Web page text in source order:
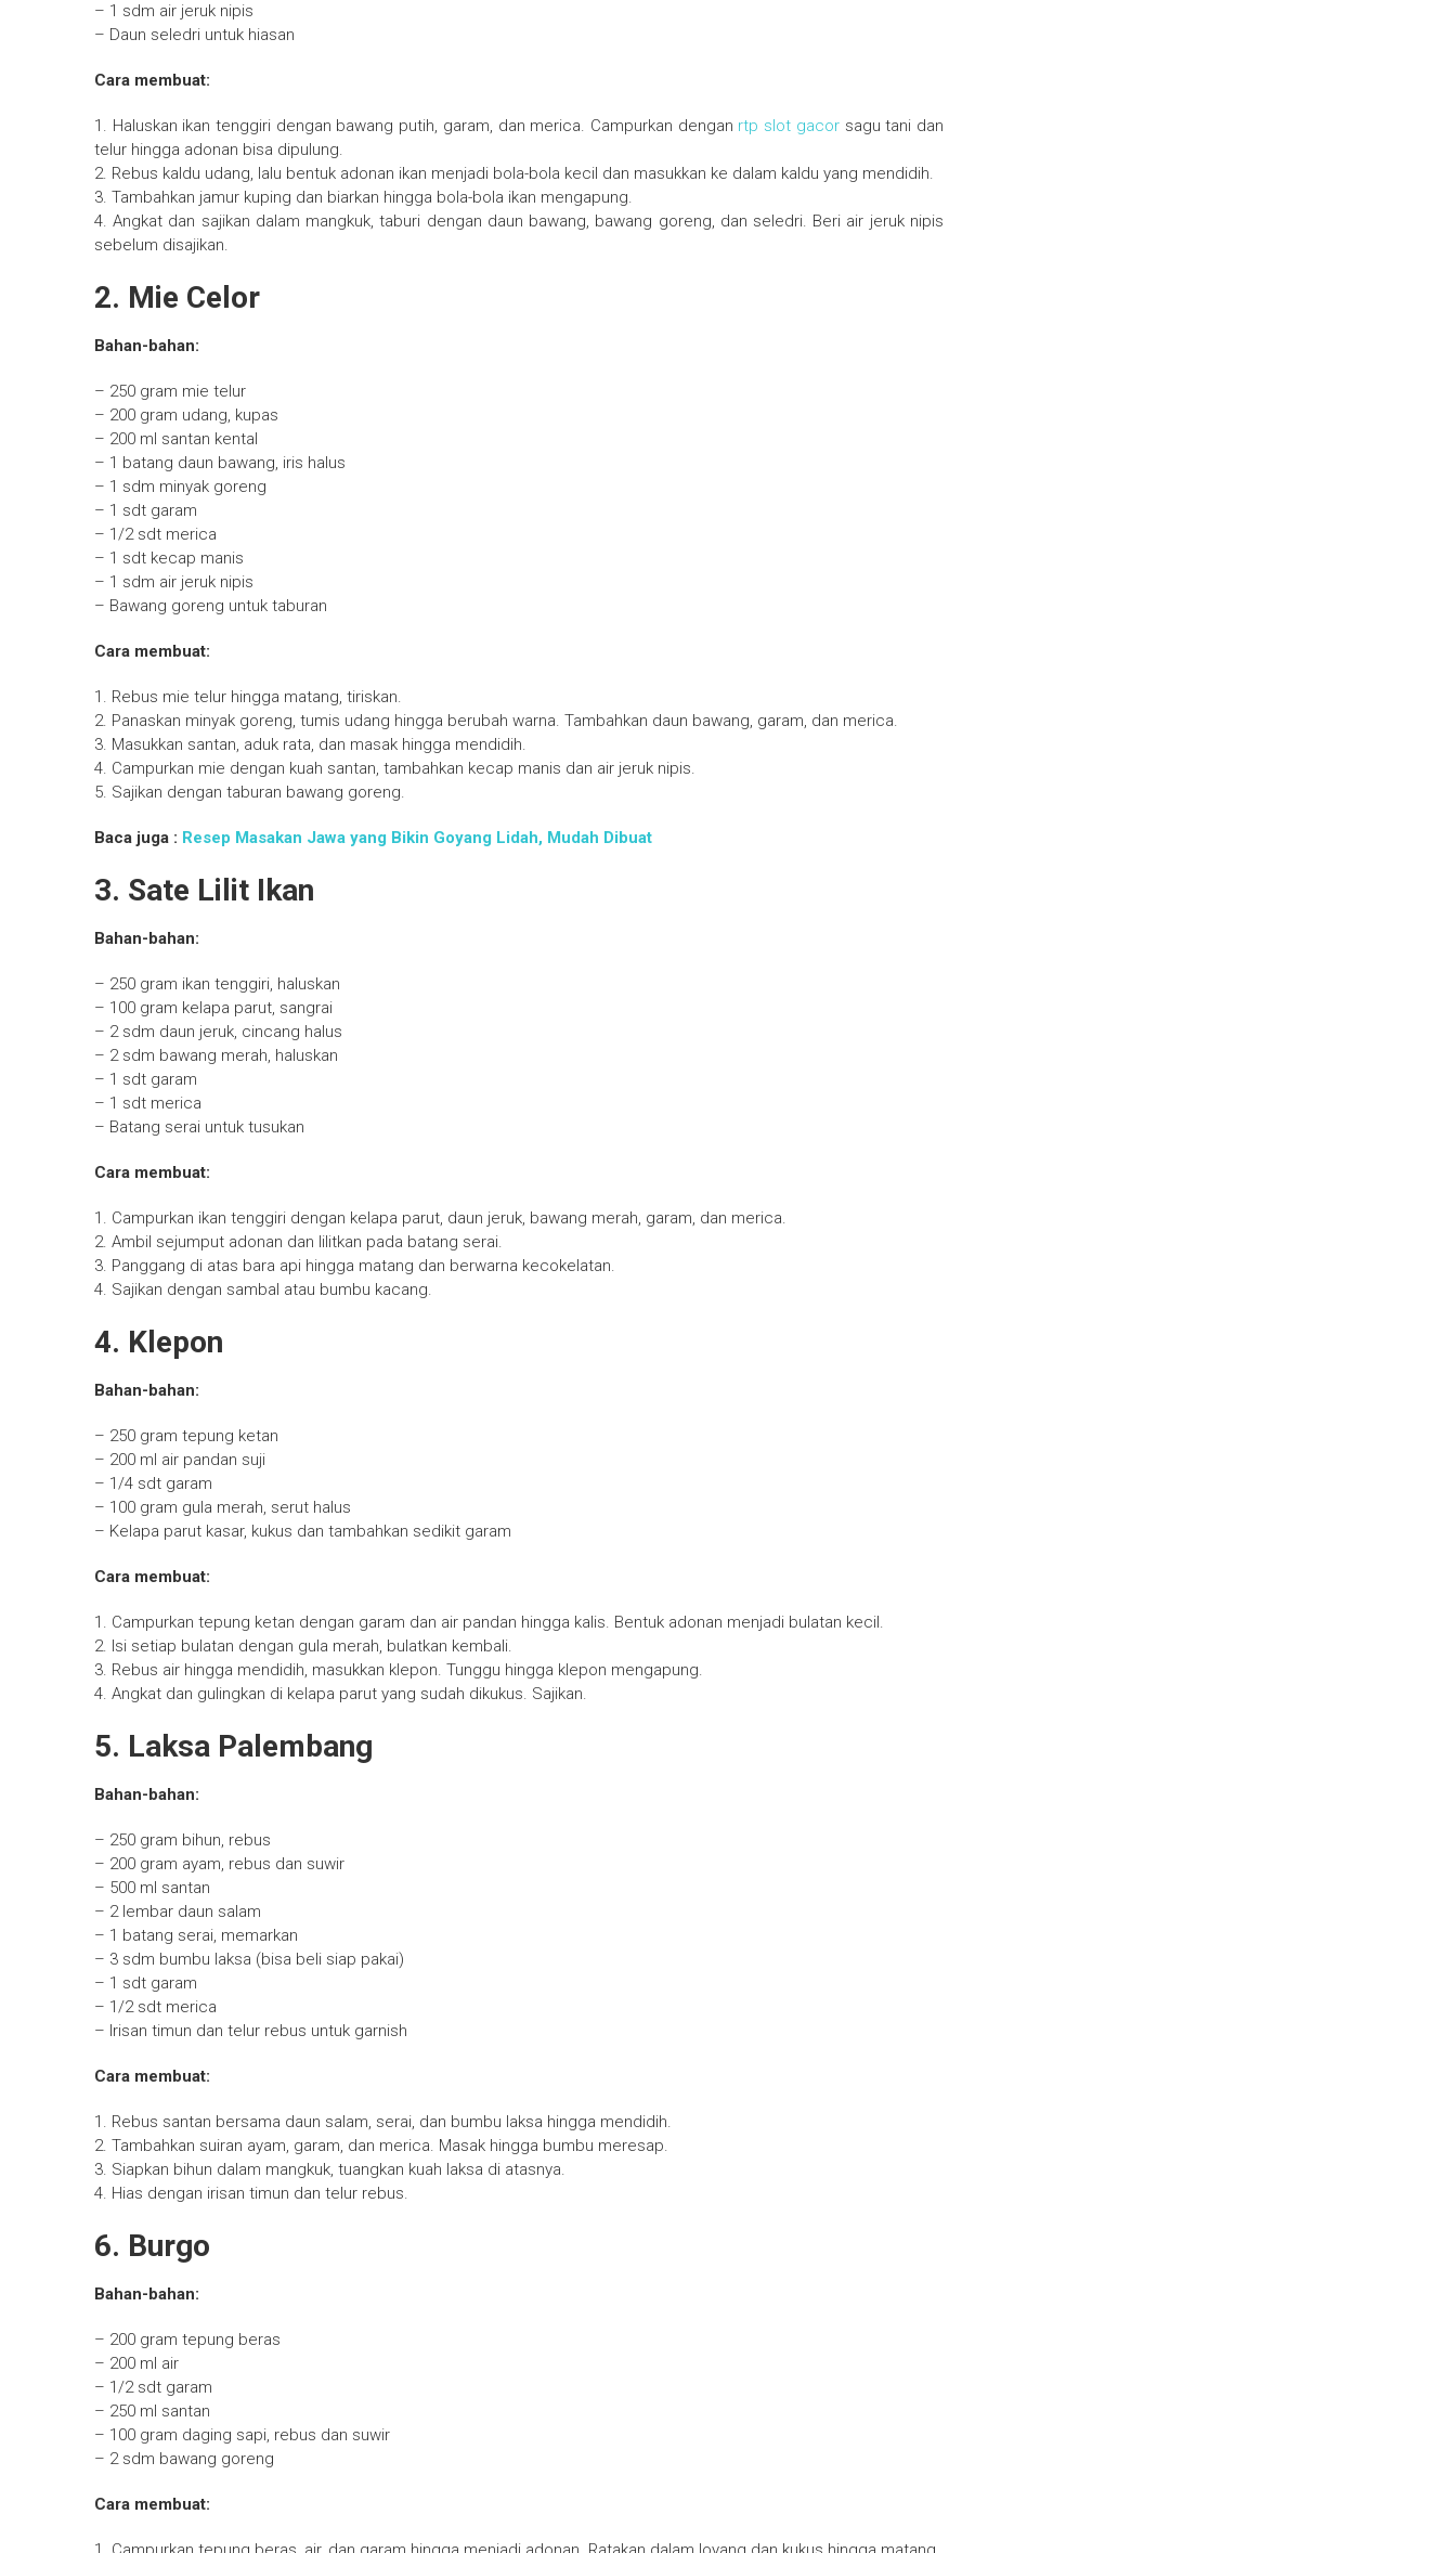
– 1 sdm air jeruk nipis
– Daun seledri untuk hiasan
Cara membuat:
1. Haluskan ikan tenggiri dengan bawang putih, garam, dan merica. Campurkan dengan rtp slot gacorsagu tani dan
telur hingga adonan bisa dipulung.
2. Rebus kaldu udang, lalu bentuk adonan ikan menjadi bola-bola kecil dan masukkan ke dalam kaldu yang mendidih.
3. Tambahkan jamur kuping dan biarkan hingga bola-bola ikan mengapung.
4. Angkat dan sajikan dalam mangkuk, taburi dengan daun bawang, bawang goreng, dan seledri. Beri air jeruk nipis
sebelum disajikan.
2. Mie Celor
Bahan-bahan:
– 250 gram mie telur
– 200 gram udang, kupas
– 200 ml santan kental
– 1 batang daun bawang, iris halus
– 1 sdm minyak goreng
– 1 sdt garam
– 1/2 sdt merica
– 1 sdt kecap manis
– 1 sdm air jeruk nipis
– Bawang goreng untuk taburan
Cara membuat:
1. Rebus mie telur hingga matang, tiriskan.
2. Panaskan minyak goreng, tumis udang hingga berubah warna. Tambahkan daun bawang, garam, dan merica.
3. Masukkan santan, aduk rata, dan masak hingga mendidih.
4. Campurkan mie dengan kuah santan, tambahkan kecap manis dan air jeruk nipis.
5. Sajikan dengan taburan bawang goreng.
Baca juga : Resep Masakan Jawa yang Bikin Goyang Lidah, Mudah Dibuat
3. Sate Lilit Ikan
Bahan-bahan:
– 250 gram ikan tenggiri, haluskan
– 100 gram kelapa parut, sangrai
– 2 sdm daun jeruk, cincang halus
– 2 sdm bawang merah, haluskan
– 1 sdt garam
– 1 sdt merica
– Batang serai untuk tusukan
Cara membuat:
1. Campurkan ikan tenggiri dengan kelapa parut, daun jeruk, bawang merah, garam, dan merica.
2. Ambil sejumput adonan dan lilitkan pada batang serai.
3. Panggang di atas bara api hingga matang dan berwarna kecokelatan.
4. Sajikan dengan sambal atau bumbu kacang.
4. Klepon
Bahan-bahan:
– 250 gram tepung ketan
– 200 ml air pandan suji
– 1/4 sdt garam
– 100 gram gula merah, serut halus
– Kelapa parut kasar, kukus dan tambahkan sedikit garam
Cara membuat:
1. Campurkan tepung ketan dengan garam dan air pandan hingga kalis. Bentuk adonan menjadi bulatan kecil.
2. Isi setiap bulatan dengan gula merah, bulatkan kembali.
3. Rebus air hingga mendidih, masukkan klepon. Tunggu hingga klepon mengapung.
4. Angkat dan gulingkan di kelapa parut yang sudah dikukus. Sajikan.
5. Laksa Palembang
Bahan-bahan:
– 250 gram bihun, rebus
– 200 gram ayam, rebus dan suwir
– 500 ml santan
– 2 lembar daun salam
– 1 batang serai, memarkan
– 3 sdm bumbu laksa (bisa beli siap pakai)
– 1 sdt garam
– 1/2 sdt merica
– Irisan timun dan telur rebus untuk garnish
Cara membuat:
1. Rebus santan bersama daun salam, serai, dan bumbu laksa hingga mendidih.
2. Tambahkan suiran ayam, garam, dan merica. Masak hingga bumbu meresap.
3. Siapkan bihun dalam mangkuk, tuangkan kuah laksa di atasnya.
4. Hias dengan irisan timun dan telur rebus.
6. Burgo
Bahan-bahan:
– 200 gram tepung beras
– 200 ml air
– 1/2 sdt garam
– 250 ml santan
– 100 gram daging sapi, rebus dan suwir
– 2 sdm bawang goreng
Cara membuat: